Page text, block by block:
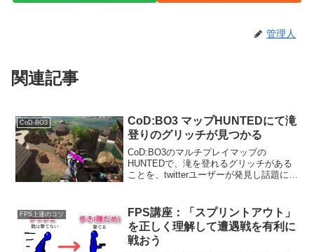
管理人
関連記事
CoD-BO3
CoD:BO3 マップHUNTEDにて滝
登りのグリッチが見つかる
CoD:BO3のマルチプレイマップの
HUNTEDで、滝を登れるグリッチがある
ことを、twitterユーザーが発見し話題にな
てみたものの、結構テクニックが必要で
難し...
FPS上達のコツ
FPS講座：「スプリントアウト」
を正しく理解して遭遇戦を有利に
戦おう